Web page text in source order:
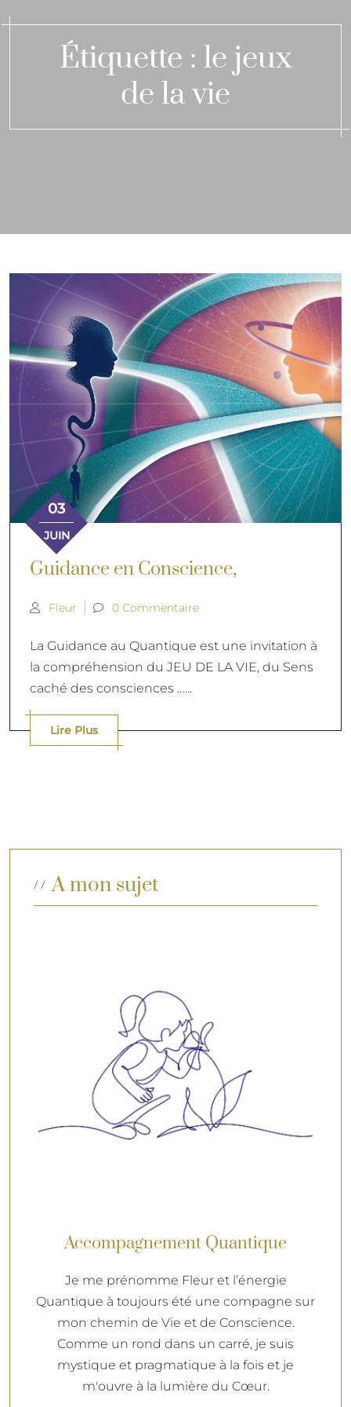
Étiquette : le jeux
de la vie
03
JUIN
Guidance en Conscience,
Fleur 0 Commentaire
La Guidance au Quantique est une invitation à
la compréhension du JEU DE LA VIE, du Sens
caché des consciences …...
Lire Plus
A mon sujet
Accompagnement Quantique
Je me prénomme Fleur et l’énergie
Quantique à toujours été une compagne sur
mon chemin de Vie et de Conscience.
Comme un rond dans un carré, je suis
mystique et pragmatique à la fois et je
m'ouvre à la lumière du Cœur.